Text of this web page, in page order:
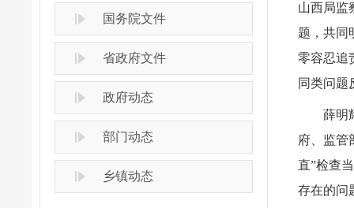
国务院文件
省政府文件
政府动态
部门动态
乡镇动态
山西局监
题，共同
零容忍追
同类问题
薛明
府、监管
直”检查
存在的问